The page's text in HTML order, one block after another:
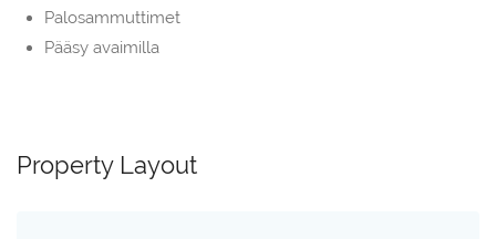
Palosammuttimet
Pääsy avaimilla
Property Layout